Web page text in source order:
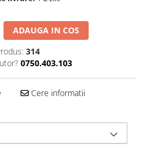
ADAUGA IN COS
314
0750.403.103
Cere informatii